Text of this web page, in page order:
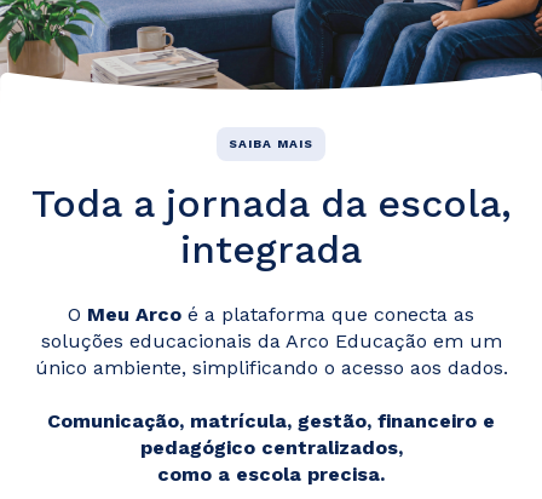
SAIBA MAIS
Toda a jornada da escola,
integrada
O Meu Arco é a plataforma que conecta as
soluções educacionais da Arco Educação em um
único ambiente, simplificando o acesso aos dados.
Comunicação, matrícula, gestão, financeiro e
pedagógico centralizados,
como a escola precisa.